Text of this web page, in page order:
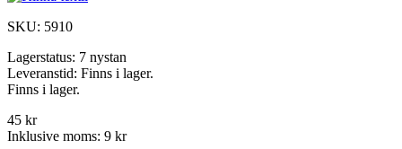
SKU: 5910
Lagerstatus: 7 nystan
Leveranstid: Finns i lager.
Finns i lager.
45 kr
Inklusive moms: 9 kr